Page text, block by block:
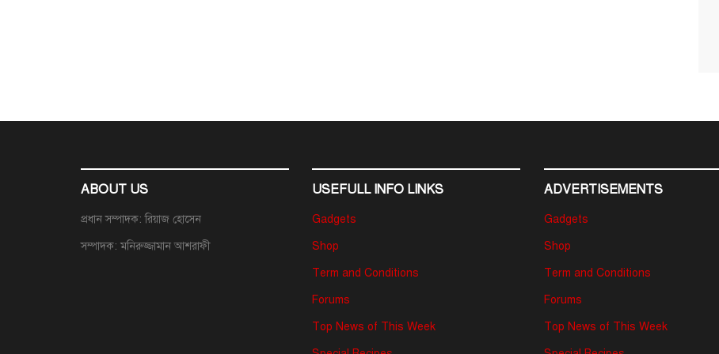
ABOUT US
প্রধান সম্পাদক: রিয়াজ হোসেন
সম্পাদক: মনিরুজ্জামান আশরাফী
USEFULL INFO LINKS
Gadgets
Shop
Term and Conditions
Forums
Top News of This Week
ADVERTISEMENTS
Gadgets
Shop
Term and Conditions
Forums
Top News of This Week